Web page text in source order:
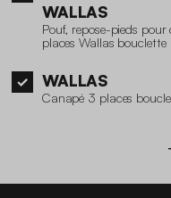
WALLAS
Pouf, repose-pieds
places Wallas bouclette
WALLAS
Canapé 3 places